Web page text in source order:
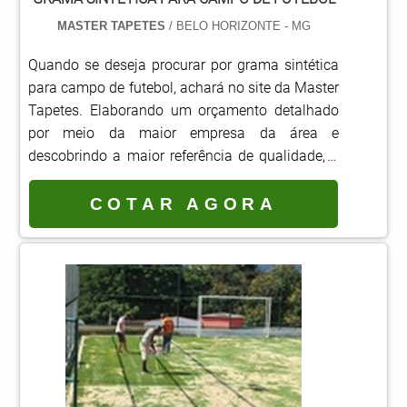
capachos comerciais e residenciais. A empresa
oferece opções como tapete vinil personalizado
e piso laminado de PVC com ótima qualidade e
excelente custo-benefício.Com o objetivo de
trazer a satisfação a todos os clientes, a
empresa entende que seu melhor destaque é
equipamentos modernos e profissionais
experientes. A Master Tapetes é uma empresa
que tem despontado no mercado pela seriedade
e qualidade, que fecham todo o ciclo de entrega
com excelência para seus parceiros. Saiba mais
detalhes solicitando um orçamento sem
compromisso!.
MASTER TAPETES / BELO HORIZONTE - MG
Quando se deseja procurar por grama sintética
para campo de futebol, achará no site da Master
Tapetes. Elaborando um orçamento detalhado
por meio da maior empresa da área e
descobrindo a maior referência de qualidade, a
compra será mais segura. Quando o tema é
grama sintética para campo de futebol, com a
equipe da Master Tapetes alcançará ótima
qualidade com comprometimento com os
resultados dos clientes, fatores que somados ao
preço justo atestam uma excelente relação
custo-benefício.UM POUCO MAIS SOBRE A
GRAMA SINTÉTICA PARA CAMPO DE
FUTEBOLHá muitas maneiras eficientes de
demonstrar competência e excelência em uma
COTAR AGORA